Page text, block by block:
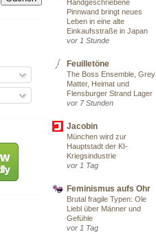
Handgeschriebene
Pinnwand bringt neues
Leben in eine alte
Einkaufsstraße in Japan
vor 1 Stunde
Feuilletöne
The Boss Ensemble, Grey
Matter, Heimat und
Flensburger Strand Lager
vor 7 Stunden
Jacobin
München wird zur
Hauptstadt der KI-
Kriegsindustrie
vor 1 Tag
Feminismus aufs Ohr
Brutal fragile Typen: Ole
Liebl über Männer und
Gefühle
vor 1 Tag